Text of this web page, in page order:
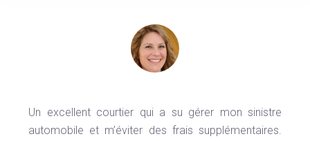
Un excellent courtier qui a su gérer mon sinistre
automobile et m’éviter des frais supplémentaires.